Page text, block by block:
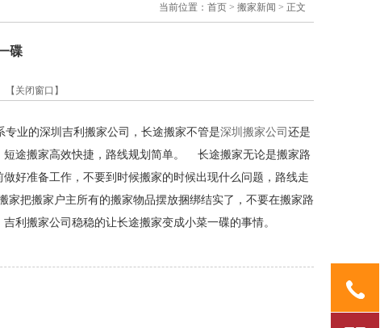
当前位置： 首页 > 搬家新闻 > 正文
碟
【关闭窗口】
业的深圳吉利搬家公司，长途搬家不管是深圳搬家公司 还是
途搬家高效快捷，路线规划简单。
长途搬家无论是搬家路
做好准备工作，不要到时候搬家的时候出现什么问题，路线走
把搬家户主所有的搬家物品摆放捆绑结实了，不要在搬家路
利搬家公司稳稳的让长途搬家变成小菜一碟的事情。